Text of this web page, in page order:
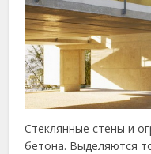
Стеклянные стены и
бетона. Выделяются